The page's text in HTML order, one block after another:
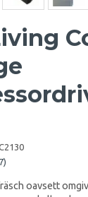
oavsett